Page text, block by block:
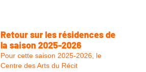
Retour sur les résidences de
la saison 2025-2026
Pour cette saison 2025-2026, le
Centre des Arts du Récit